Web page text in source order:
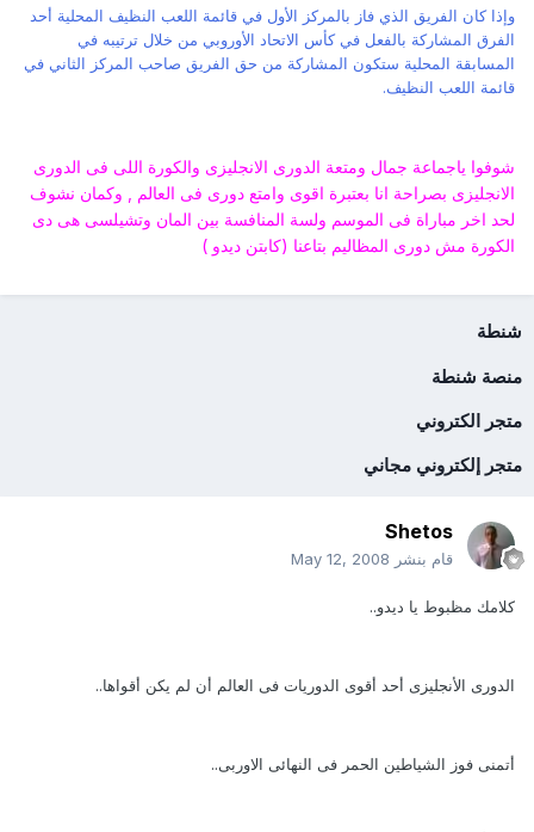
وإذا كان الفريق الذي فاز بالمركز الأول في قائمة اللعب النظيف المحلية أحد
الفرق المشاركة بالفعل في كأس الاتحاد الأوروبي من خلال ترتيبه في
المسابقة المحلية ستكون المشاركة من حق الفريق صاحب المركز الثاني في
قائمة اللعب النظيف.
شوفوا ياجماعة جمال ومتعة الدورى الانجليزى والكورة اللى فى الدورى
الانجليزى بصراحة انا بعتبرة اقوى وامتع دورى فى العالم , وكمان نشوف
لحد اخر مباراة فى الموسم ولسة المنافسة بين المان وتشيلسى هى دى
الكورة مش دورى المظاليم بتاعنا (كابتن ديدو )
شنطة
منصة شنطة
متجر الكتروني
متجر إلكتروني مجاني
Shetos
قام بنشر May 12, 2008
كلامك مظبوط يا ديدو..
الدورى الأنجليزى أحد أقوى الدوريات فى العالم أن لم يكن أقواها..
أتمنى فوز الشياطين الحمر فى النهائى الاوربى..